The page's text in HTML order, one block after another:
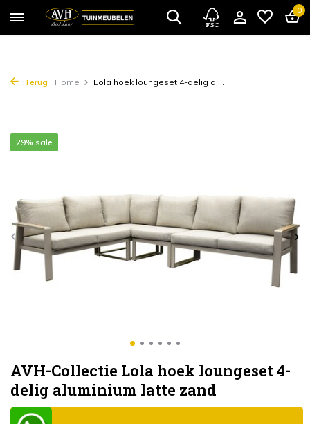
0
Terug Home Lola hoek loungeset 4-delig al...
AVH-Collectie Lola hoek loungeset 4-
delig aluminium latte zand
29% sale